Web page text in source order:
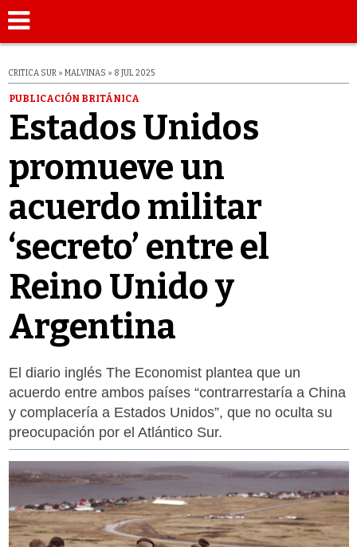
CRITICA SUR » MALVINAS » 8 JUL 2025
PUBLICACIÓN BRITÁNICA
Estados Unidos
promueve un
acuerdo militar
‘secreto’ entre el
Reino Unido y
Argentina
El diario inglés The Economist plantea que un
acuerdo entre ambos países “contrarrestaría a China
y complacería a Estados Unidos”, que no oculta su
preocupación por el Atlántico Sur.